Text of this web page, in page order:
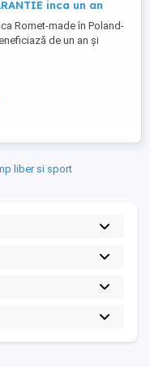
inca un an
Romet-made în Poland-
de un an și
achiziționată de cca
și certificatul de garanție.
marimea L(54 cm
28. - Accelerație
liber si sport